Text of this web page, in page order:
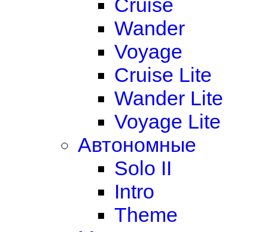
Cruise
Wander
Voyage
Cruise Lite
Wander Lite
Voyage Lite
Автономные
Solo II
Intro
Theme